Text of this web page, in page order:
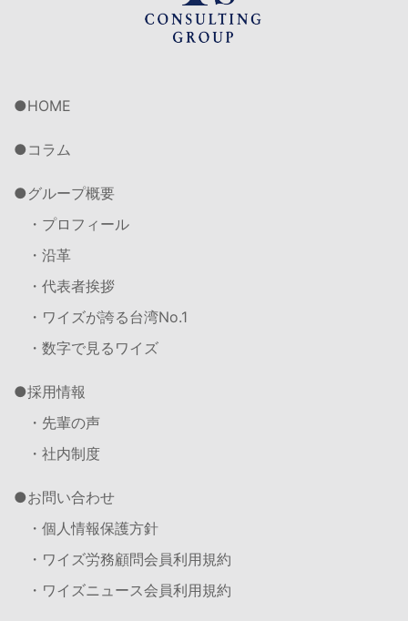
HOME
コラム
グループ概要
・プロフィール
・沿革
・代表者挨拶
・ワイズが誇る台湾No.1
・数字で見るワイズ
採用情報
・先輩の声
・社内制度
お問い合わせ
・個人情報保護方針
・ワイズ労務顧問会員利用規約
・ワイズニュース会員利用規約